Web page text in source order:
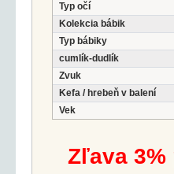
Typ očí
Kolekcia bábik
Typ bábiky
cumlík-dudlík
Zvuk
Kefa / hrebeň v balení
Vek
Zľava